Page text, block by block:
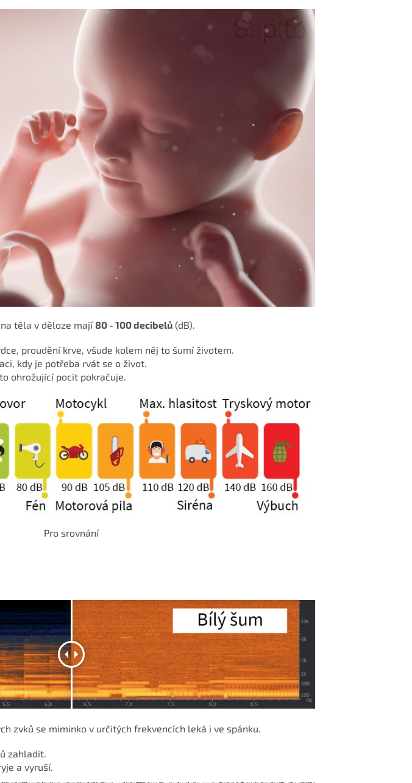
těla v děloze mají 80 - 100 decibelů (dB).
proudění krve, všude kolem něj to šumí životem.
kdy je potřeba rvát se o život.
ohrožující pocit pokračuje.
Pro srovnání
zvků se miminko v určitých frekvencích leká i ve spánku.
zahladit.
a vyruší.